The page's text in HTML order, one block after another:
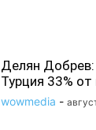
Делян Добрев:
Турция 33% от
wowmedia -